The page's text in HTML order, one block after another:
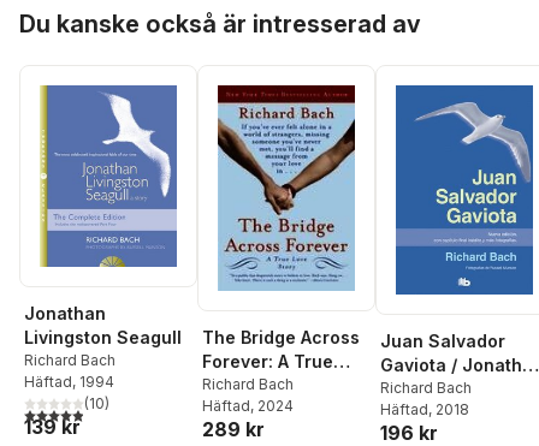
Du kanske också är intresserad av
Jonathan
Livingston Seagull
Richard Bach
Häftad, 1994
4,9utav 5 stjärnor. Totalt antal röster:
(10)
139 kr
The Bridge Across
Forever: A True
Love Story
Richard Bach
Häftad, 2024
289 kr
Juan Salvador
Gaviota /
Livingston Seagull
Richard Bach
Häftad, 2018
196 kr